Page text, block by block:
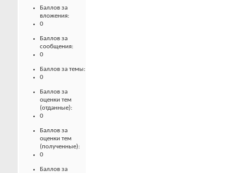
Баллов за
вложения:
0
Баллов за
сообщения:
0
Баллов за темы:
0
Баллов за
оценки тем
(отданные):
0
Баллов за
оценки тем
(полученные):
0
Баллов за